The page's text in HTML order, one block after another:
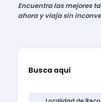
Encuentra las mejores
ahora y viaja sin
Busca aquí